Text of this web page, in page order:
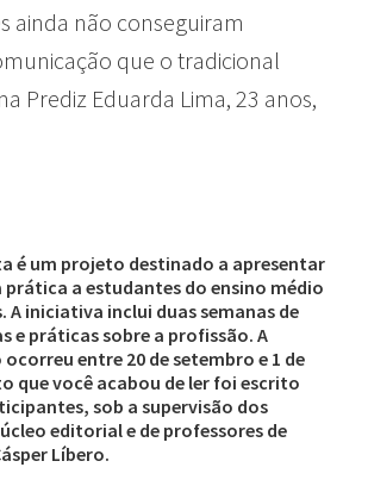
ainda não conseguiram
que o tradicional
Prediz Eduarda Lima, 23 anos,
é um projeto destinado a apresentar
a estudantes do ensino médio
A iniciativa inclui duas semanas de
e práticas sobre a profissão. A
entre 20 de setembro e 1 de
que você acabou de ler foi escrito
sob a supervisão dos
editorial e de professores de
Líbero.